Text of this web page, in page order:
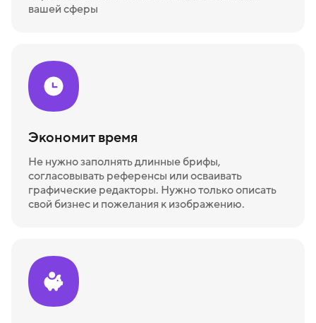
вашей сферы
Экономит время
Не нужно заполнять длинные брифы,
согласовывать референсы или осваивать
графические редакторы. Нужно только описать
свой бизнес и пожелания к изображению.